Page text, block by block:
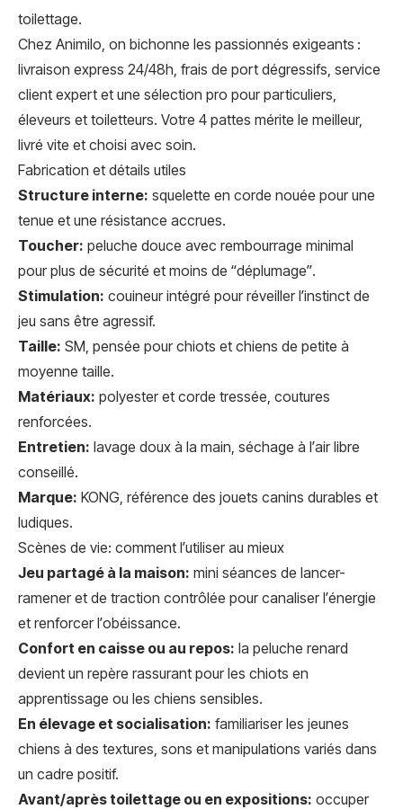
toilettage.
Chez Animilo, on bichonne les passionnés exigeants :
livraison express 24/48h, frais de port dégressifs, service
client expert et une sélection pro pour particuliers,
éleveurs et toiletteurs. Votre 4 pattes mérite le meilleur,
livré vite et choisi avec soin.
Fabrication et détails utiles
Structure interne: squelette en corde nouée pour une
tenue et une résistance accrues.
Toucher: peluche douce avec rembourrage minimal
pour plus de sécurité et moins de “déplumage”.
Stimulation: couineur intégré pour réveiller l’instinct de
jeu sans être agressif.
Taille: SM, pensée pour chiots et chiens de petite à
moyenne taille.
Matériaux: polyester et corde tressée, coutures
renforcées.
Entretien: lavage doux à la main, séchage à l’air libre
conseillé.
Marque: KONG, référence des jouets canins durables et
ludiques.
Scènes de vie: comment l’utiliser au mieux
Jeu partagé à la maison: mini séances de lancer-
ramener et de traction contrôlée pour canaliser l’énergie
et renforcer l’obéissance.
Confort en caisse ou au repos: la peluche renard
devient un repère rassurant pour les chiots en
apprentissage ou les chiens sensibles.
En élevage et socialisation: familiariser les jeunes
chiens à des textures, sons et manipulations variés dans
un cadre positif.
Avant/après toilettage ou en expositions: occuper